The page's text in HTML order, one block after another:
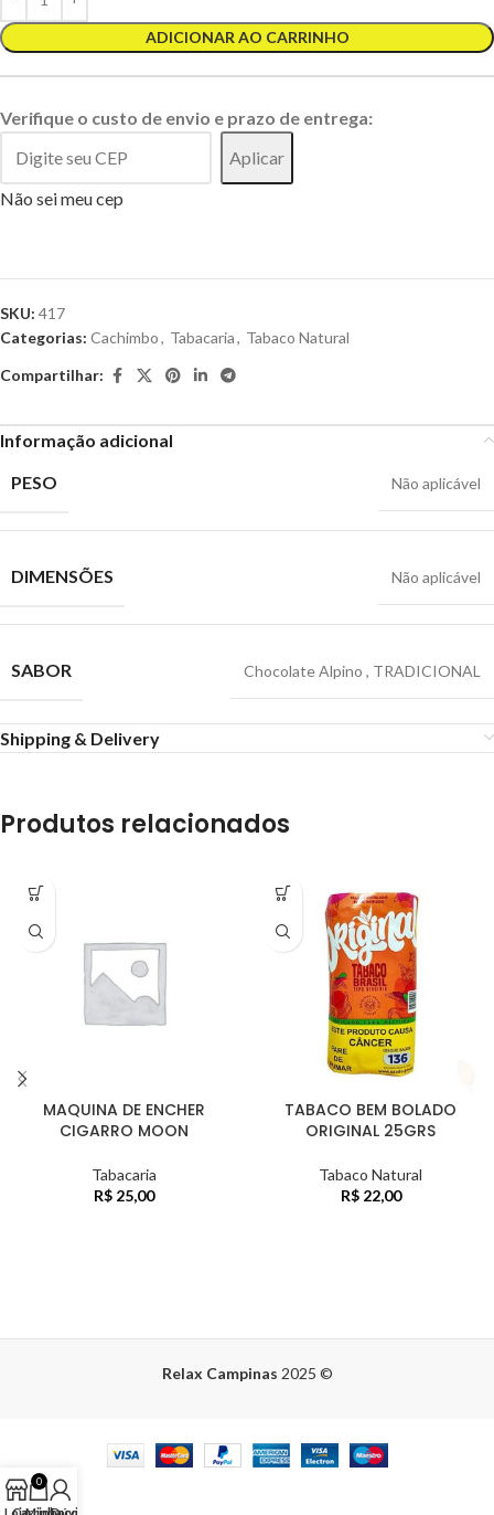
ADICIONAR AO CARRINHO
Verifique o custo de envio e prazo de entrega:
Aplicar
Não sei meu cep
SKU: 417
Categorias: Cachimbo, Tabacaria, Tabaco Natural
Compartilhar:
Informação adicional
PESO
Não aplicável
DIMENSÕES Não aplicável
SABOR Chocolate Alpino , TRADICIONAL
Shipping & Delivery
Produtos relacionados
MAQUINA DE ENCHER
CIGARRO MOON
Tabacaria
R$25,00
TABACO BEM BOLADO
ORIGINAL 25GRS
Tabaco Natural
R$22,00
Relax Campinas 2025 ©
0